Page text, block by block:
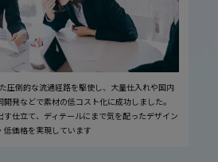
圧倒的な流通経路を駆使し、大量仕入れや国内
発などで素材の低コスト化に成功しました。
す仕立て、ディテールにまで気を配ったデザイン
低価格を実現しています